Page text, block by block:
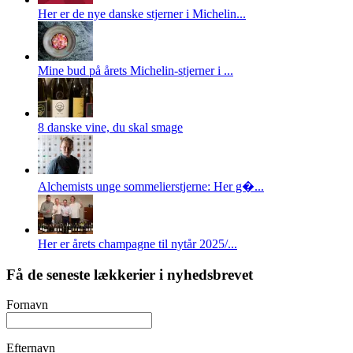
Her er de nye danske stjerner i Michelin...
Mine bud på årets Michelin-stjerner i ...
8 danske vine, du skal smage
Alchemists unge sommelierstjerne: Her g�...
Her er årets champagne til nytår 2025/...
Få de seneste lækkerier i nyhedsbrevet
Fornavn
Efternavn